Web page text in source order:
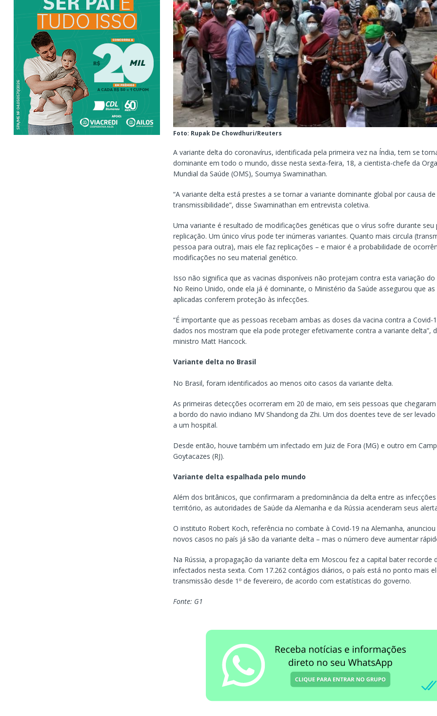
Foto: Rupak De Chowdhuri/Reuters
A variante delta do coronavírus, identificada pela primeira vez na Índia, tem se
dominante em todo o mundo, disse nesta sexta-feira, 18, a cientista-chefe da
Mundial da Saúde (OMS), Soumya Swaminathan.
“A variante delta está prestes a se tornar a variante dominante global por causa
transmissibilidade”, disse Swaminathan em entrevista coletiva.
Uma variante é resultado de modificações genéticas que o vírus sofre durante seu
replicação. Um único vírus pode ter inúmeras variantes. Quanto mais circula
pessoa para outra), mais ele faz replicações – e maior é a probabilidade de
modificações no seu material genético.
Isso não significa que as vacinas disponíveis não protejam contra esta variação do
No Reino Unido, onde ela já é dominante, o Ministério da Saúde assegurou que as
aplicadas conferem proteção às infecções.
“É importante que as pessoas recebam ambas as doses da vacina contra a Covid-
dados nos mostram que ela pode proteger efetivamente contra a variante delta”,
ministro Matt Hancock.
Variante delta no Brasil
No Brasil, foram identificados ao menos oito casos da variante delta.
As primeiras detecções ocorreram em 20 de maio, em seis pessoas que
a bordo do navio indiano MV Shandong da Zhi. Um dos doentes teve de ser
a um hospital.
Desde então, houve também um infectado em Juiz de Fora (MG) e outro em
Goytacazes (RJ).
Variante delta espalhada pelo mundo
Além dos britânicos, que confirmaram a predominância da delta entre as
território, as autoridades de Saúde da Alemanha e da Rússia acenderam seus
O instituto Robert Koch, referência no combate à Covid-19 na Alemanha,
novos casos no país já são da variante delta – mas o número deve aumentar
Na Rússia, a propagação da variante delta em Moscou fez a capital bater recorde
infectados nesta sexta. Com 17.262 contágios diários, o país está no ponto mais
transmissão desde 1º de fevereiro, de acordo com estatísticas do governo.
Fonte: G1